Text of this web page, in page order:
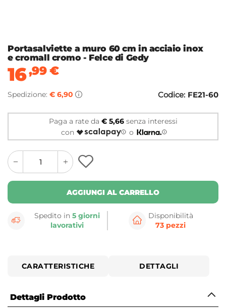
Portasalviette a muro 60 cm in acciaio inox
e cromall cromo - Felce di Gedy
16,99€
Spedizione: € 6,90 Codice: FE21-60
Paga a rate da € 5,66senza interessi
con
o
quantity
button
quantity
minus
button
AGGIUNGI AL CARRELLO
Spedito in5 giorni
lavorativi
Disponibilità
73 pezzi
CARATTERISTICHE DETTAGLI
Dettagli Prodotto